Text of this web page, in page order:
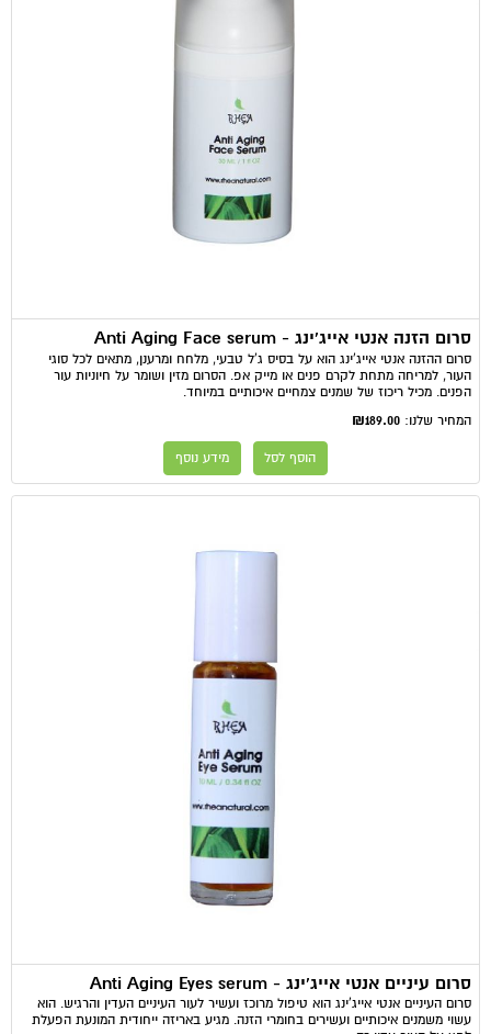
סרום הזנה אנטי אייג'ינג - Anti Aging Face serum
סרום ההזנה אנטי אייג'ינג הוא על בסיס ג'ל טבעי, מלחח ומרענן, מתאים לכל סוגי
העור, למריחה מתחת לקרם פנים או מייק אפ. הסרום מזין ושומר על חיוניות עור
הפנים. מכיל ריכוז של שמנים צמחיים איכותיים במיוחד.
המחיר שלנו: ₪189.00
הוסף לסל מידע נוסף
סרום עיניים אנטי אייג'ינג - Anti Aging Eyes serum
סרום העיניים אנטי אייג'ינג הוא טיפול מרוכז ועשיר לעור העיניים העדין והרגיש. הוא
עשוי משמנים איכותיים ועשירים בחומרי הזנה. מגיע באריזה ייחודית המונעת הפעלת